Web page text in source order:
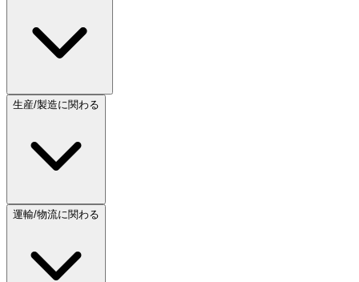
生産/製造に関わる
運輸/物流に関わる